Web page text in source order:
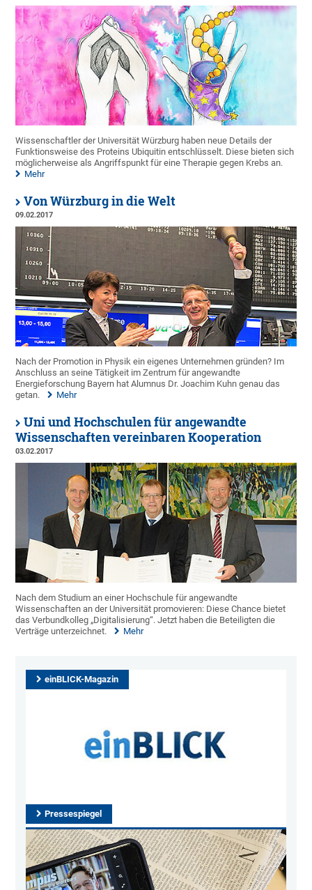
Wissenschaftler der Universität Würzburg haben neue Details der
Funktionsweise des Proteins Ubiquitin entschlüsselt. Diese bieten sich
möglicherweise als Angriffspunkt für eine Therapie gegen Krebs an.
Mehr
Von Würzburg in die Welt
09.02.2017
Nach der Promotion in Physik ein eigenes Unternehmen gründen? Im
Anschluss an seine Tätigkeit im Zentrum für angewandte
Energieforschung Bayern hat Alumnus Dr. Joachim Kuhn genau das
getan.
Mehr
Uni und Hochschulen für angewandte
Wissenschaften vereinbaren Kooperation
03.02.2017
Nach dem Studium an einer Hochschule für angewandte
Wissenschaften an der Universität promovieren: Diese Chance bietet
das Verbundkolleg „Digitalisierung“. Jetzt haben die Beteiligten die
Verträge unterzeichnet.
Mehr
einBLICK-Magazin
Pressespiegel